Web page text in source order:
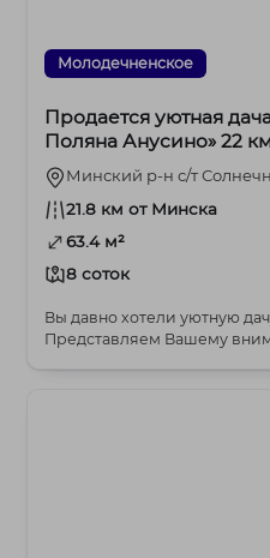
Молодечненское
Продается уютная
Поляна Анусино» 22
Молодечненское
Минский р-н с/т
21.8 км от Минска
63.4 м²
8 соток
Вы давно хотели уютную
Представляем Вашему